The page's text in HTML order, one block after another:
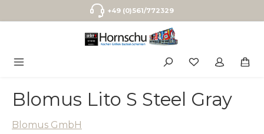
Zum Hauptinhalt springen+49 (0)561/772329
Blomus Lito S Steel Gray
Blomus GmbH